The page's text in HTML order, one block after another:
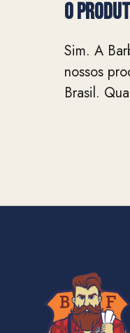
O
Sim. A
nossos
Brasil.